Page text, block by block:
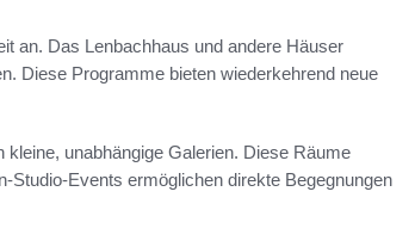
an. Das Lenbachhaus und andere Häuser
Diese Programme bieten wiederkehrend neue
unabhängige Galerien. Diese Räume
Studio-Events ermöglichen direkte Begegnungen